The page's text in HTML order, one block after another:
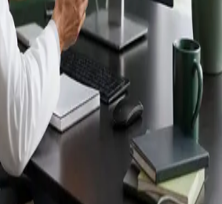
across cardiology, dermatology,
Ver perfis
Conecte-se com especialistas
Portugal
Médicos registados para